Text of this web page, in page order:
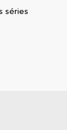
séries